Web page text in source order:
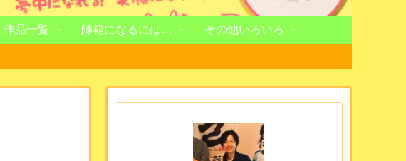
作品一覧 師範になるには… その他いろいろ